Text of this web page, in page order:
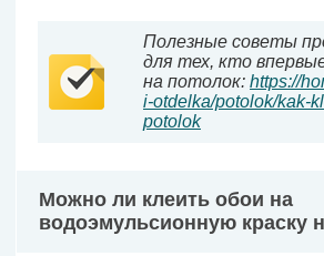
Полезные советы
для тех, кто
на потолок: https://
i-otdelka/potolok/kak-
potolok
Можно ли клеить обои на
водоэмульсионную краску